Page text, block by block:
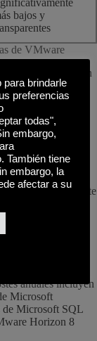
bajos y
de VMware
a VMware son
de
a la
de TI motivada
Inuvika OVD
La arquitectura
innecesarias. La
vSphere y permite
administración
Horizon en una
Según los
anuales incluyen
Microsoft
de Microsoft SQL
Horizon 8
para brindarle
preferencias
todas",
embargo,
También tiene
embargo, la
afectar a su